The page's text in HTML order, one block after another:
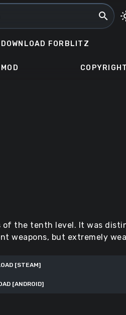
search
DOWNLOAD FORBLITZ
COPYRIGHT
the tenth level. It was
weapons, but extremely
[STEAM]
[ANDROID]